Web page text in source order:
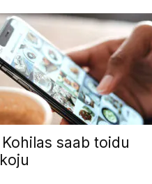
Kohilas saab toidu